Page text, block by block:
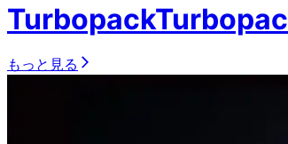
Turbopack
もっと見る